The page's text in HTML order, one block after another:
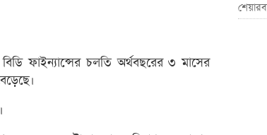
ফাইন্যান্সের চলতি অর্থবছরের ৩ মাসের